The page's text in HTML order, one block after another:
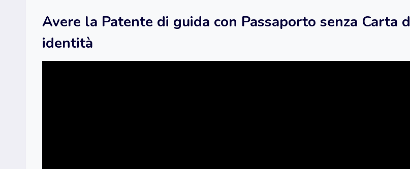
Avere la Patente di guida con Passaporto senza Carta
identità